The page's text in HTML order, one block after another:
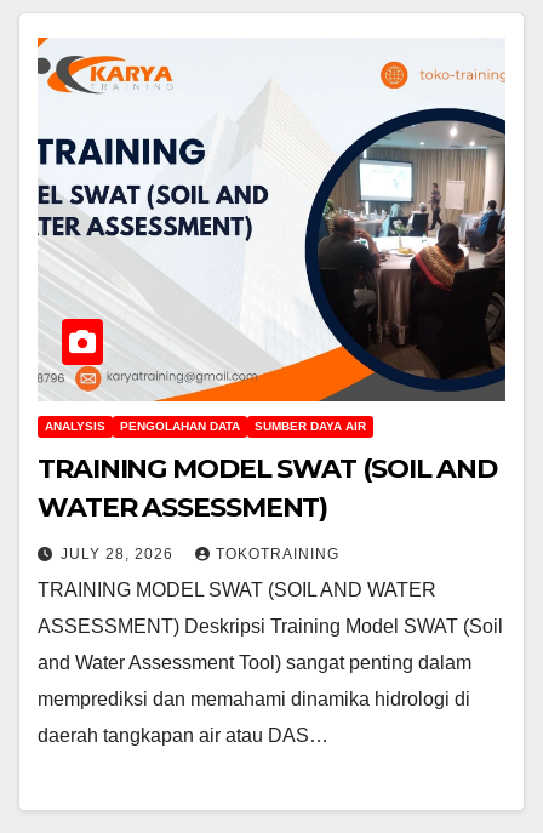
ANALYSIS PENGOLAHAN DATA SUMBER DAYA AIR
TRAINING MODEL SWAT (SOIL AND
WATER ASSESSMENT)
JULY 28, 2026 TOKOTRAINING
TRAINING MODEL SWAT (SOIL AND WATER
ASSESSMENT) Deskripsi Training Model SWAT (Soil
and Water Assessment Tool) sangat penting dalam
memprediksi dan memahami dinamika hidrologi di
daerah tangkapan air atau DAS…